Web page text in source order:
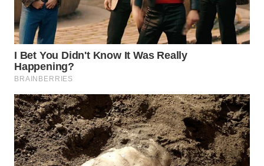
WAHANA
TRAVEL
WAHANA
TV
WAHANANEWS
ID
WAHANANEWS
CO ID